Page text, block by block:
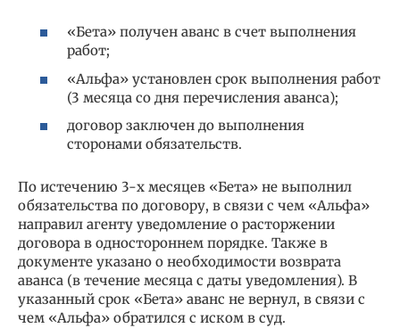
«Бета» получен аванс в счет выполнения
работ;
«Альфа» установлен срок выполнения работ
(3 месяца со дня перечисления аванса);
договор заключен до выполнения
сторонами обязательств.
По истечению 3-х месяцев «Бета» не выполнил
обязательства по договору, в связи с чем «Альфа»
направил агенту уведомление о расторжении
договора в одностороннем порядке. Также в
документе указано о необходимости возврата
аванса (в течение месяца с даты уведомления). В
указанный срок «Бета» аванс не вернул, в связи с
чем «Альфа» обратился с иском в суд.